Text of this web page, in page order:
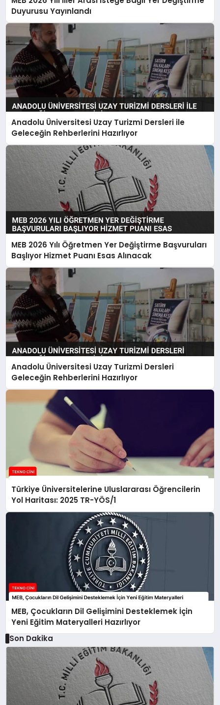
Duyurusu Yayınlandı
Anadolu Üniversitesi Uzay Turizmi Dersleri ile
Geleceğin Rehberlerini Hazırlıyor
MEB 2026 Yılı Öğretmen Yer Değiştirme Başvuruları
Başlıyor Hizmet Puanı Esas Alınacak
Anadolu Üniversitesi Uzay Turizmi Dersleri
Geleceğin Rehberlerini Hazırlıyor
Türkiye Üniversitelerine Uluslararası Öğrencilerin
Yol Haritası: 2025 TR-YÖS/1
MEB, Çocukların Dil Gelişimini Desteklemek İçin
Yeni Eğitim Materyalleri Hazırlıyor
Son Dakika